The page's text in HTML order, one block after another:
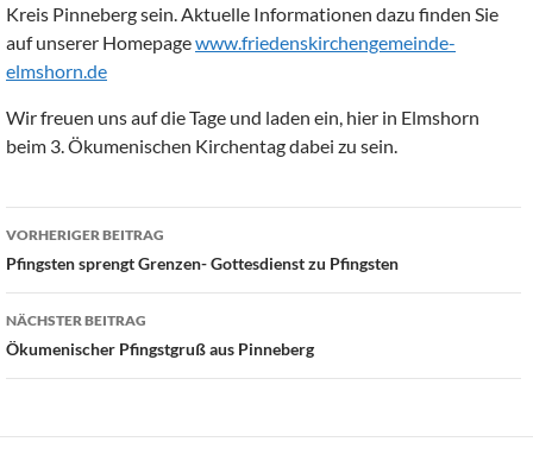
Kreis Pinneberg sein. Aktuelle Informationen dazu finden Sie
auf unserer Homepagewww.friedenskirchengemeinde-
elmshorn.de
Wir freuen uns auf die Tage und laden ein, hier in Elmshorn
beim 3. Ökumenischen Kirchentag dabei zu sein.
Beitragsnavigation
VORHERIGER BEITRAG
Pfingsten sprengt Grenzen- Gottesdienst zu Pfingsten
NÄCHSTER BEITRAG
Ökumenischer Pfingstgruß aus Pinneberg